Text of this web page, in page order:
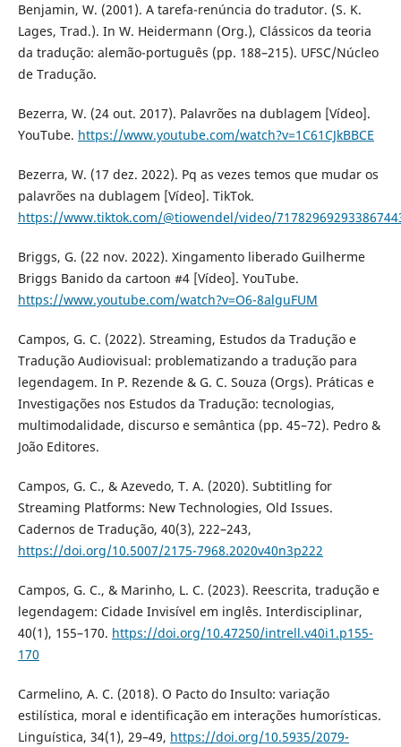
Benjamin, W. (2001). A tarefa-renúncia do tradutor. (S. K.
Lages, Trad.). In W. Heidermann (Org.), Clássicos da teoria
da tradução: alemão-português (pp. 188–215). UFSC/Núcleo
de Tradução.
Bezerra, W. (24 out. 2017). Palavrões na dublagem [Vídeo].
YouTube. https://www.youtube.com/watch?v=1C61CJkBBCE
Bezerra, W. (17 dez. 2022). Pq as vezes temos que mudar os
palavrões na dublagem [Vídeo]. TikTok.
https://www.tiktok.com/@tiowendel/video/
Briggs, G. (22 nov. 2022). Xingamento liberado Guilherme
Briggs Banido da cartoon #4 [Vídeo]. YouTube.
https://www.youtube.com/watch?v=O6-8alguFUM
Campos, G. C. (2022). Streaming, Estudos da Tradução e
Tradução Audiovisual: problematizando a tradução para
legendagem. In P. Rezende & G. C. Souza (Orgs). Práticas e
Investigações nos Estudos da Tradução: tecnologias,
multimodalidade, discurso e semântica (pp. 45–72). Pedro &
João Editores.
Campos, G. C., & Azevedo, T. A. (2020). Subtitling for
Streaming Platforms: New Technologies, Old Issues.
Cadernos de Tradução, 40(3), 222–243,
https://doi.org/10.5007/2175-7968.2020v40n3p222
Campos, G. C., & Marinho, L. C. (2023). Reescrita, tradução e
legendagem: Cidade Invisível em inglês. Interdisciplinar,
40(1), 155–170. https://doi.org/10.47250/intrell.v40i1.p155-
170
Carmelino, A. C. (2018). O Pacto do Insulto: variação
estilística, moral e identificação em interações humorísticas.
Linguística, 34(1), 29–49, https://doi.org/10.5935/2079-